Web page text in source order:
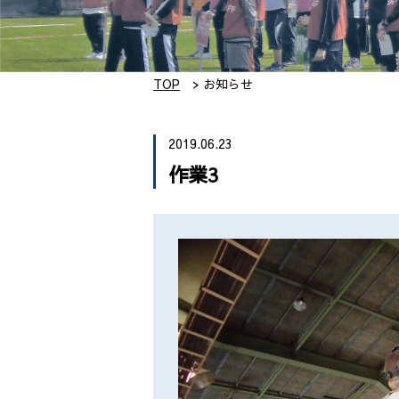
TOP お知らせ
2019.06.23
作業3